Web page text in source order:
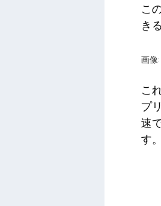
こ
き
画像:
こ
プ
速
す。